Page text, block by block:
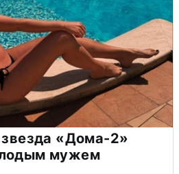
«Дома-2»
мужем